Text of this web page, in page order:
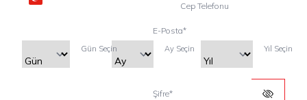
Cep Telefonu
E-Posta*
Gün Seçin Ay Seçin Yıl Seçin
Şifre*